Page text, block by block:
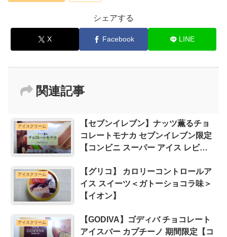
シェアする
X Facebook LINE
関連記事
アイスクリーム
【セブンイレブン】ナッツ薫るチョ
コレートモナカ セブンイレブン限定
【コンビニ スーパー アイス レビュ
アイスクリーム
【グリコ】 カロリーコントロールア
イス スイーツ＜ガトーショコラ味＞
【イオン】
アイスクリーム
【GODIVA】ゴディバ チョコレート
アイスバー カプチーノ 期間限定【コ